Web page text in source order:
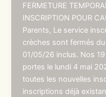
FERMETURE
INSCRIPTION POUR
Parents, Le service
crèches sont fermés
01/05/26 inclus. Nos
portes le lundi 4 mai
toutes les nouvelles
inscriptions déjà